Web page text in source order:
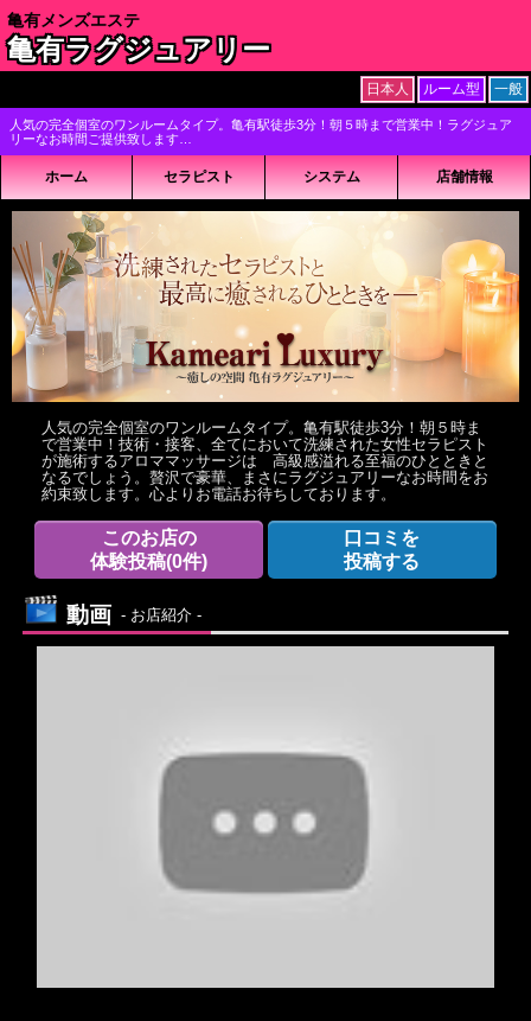
亀有メンズエステ
亀有ラグジュアリー
日本人 ルーム型 一般
人気の完全個室のワンルームタイプ。亀有駅徒歩3分！朝５時まで営業中！ラグジュア
リーなお時間ご提供致します…
ホーム セラピスト システム 店舗情報
人気の完全個室のワンルームタイプ。亀有駅徒歩3分！朝５時ま
で営業中！技術・接客、全てにおいて洗練された女性セラピスト
が施術するアロママッサージは 高級感溢れる至福のひとときと
なるでしょう。贅沢で豪華、まさにラグジュアリーなお時間をお
約束致します。心よりお電話お待ちしております。
このお店の
体験投稿(0件)
口コミを
投稿する
動画 - お店紹介 -